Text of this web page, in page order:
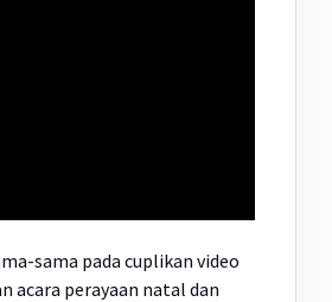
sama pada cuplikan video
acara perayaan natal dan